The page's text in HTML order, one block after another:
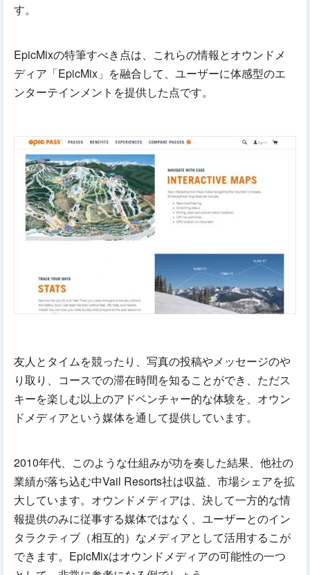
す。
EpicMixの特筆すべき点は、これらの情報とオウンドメ
ディア「EpicMix」を融合して、ユーザーに体感型のエ
ンターテインメントを提供した点です。
友人とタイムを競ったり、写真の投稿やメッセージのや
り取り、コースでの滞在時間を知ることができ、ただス
キーを楽しむ以上のアドベンチャー的な体験を、オウン
ドメディアという媒体を通して提供しています。
2010年代、このような仕組みが功を奏した結果、他社の
業績が落ち込む中Vail Resorts社は収益、市場シェアを拡
大しています。オウンドメディアは、決して一方的な情
報提供のみに従事する媒体ではなく、ユーザーとのイン
タラクティブ（相互的）なメディアとして活用するこが
できます。EpicMixはオウンドメディアの可能性の一つ